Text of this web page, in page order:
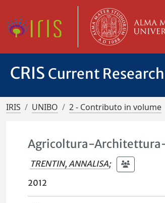
CRIS Current
IRIS UNIBO 2 - Contributo in volume
Agricoltura-
TRENTIN, ANNALISA;
2012